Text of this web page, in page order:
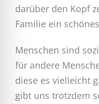
darüber den Kopf
Familie ein
Menschen sind
für andere
diese es vielleicht
gibt uns trotzdem